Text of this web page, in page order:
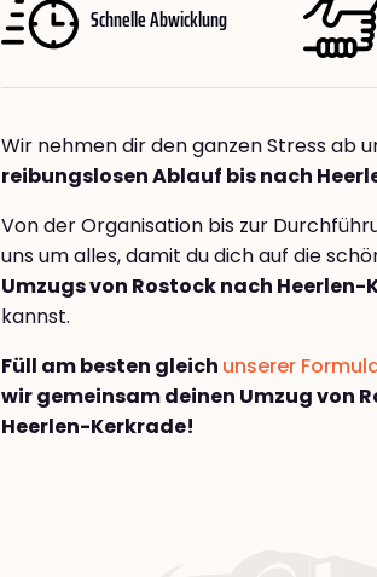
Schnelle Abwicklung
Wir nehmen dir den ganzen Stress ab
reibungslosen Ablauf bis nach
Von der Organisation bis zur
uns um alles, damit du dich auf die
Umzugs von Rostock nach Heerlen-
kannst.
Füll am besten gleich unserer
wir gemeinsam deinen Umzug von
Heerlen-Kerkrade!